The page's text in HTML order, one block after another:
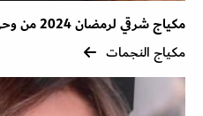
مكياج شرقي لرمضان 2024 من وحي النجمات
مكياج النجمات